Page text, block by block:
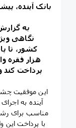
بانک آینده،
به
نگاهی
این موفقیت
آینده به
مناسب برای
با پرداخت این